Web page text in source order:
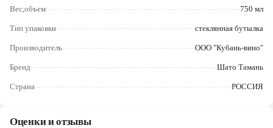
Рыбинск
Северодвинск
Череповец
Вес,объем 750 мл
Тип упаковки стеклянная бутылка
Производитель ООО "Кубань-вино"
Бренд Шато Тамань
Страна РОССИЯ
Оценки и отзывы